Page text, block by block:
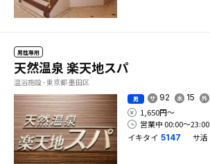
男性専用
天然温泉 楽天地スパ
温浴施設 - 東京都 墨田区
男 92 15
1,650円〜
営業中 00:00〜23:00
イキタイ 5147 サ活